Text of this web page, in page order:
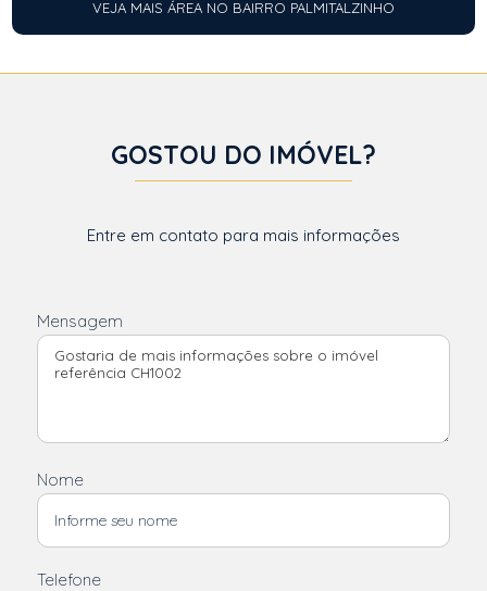
VEJA MAIS ÁREA NO BAIRRO PALMITALZINHO
GOSTOU DO IMÓVEL?
Entre em contato para mais informações
Mensagem
Nome
Telefone